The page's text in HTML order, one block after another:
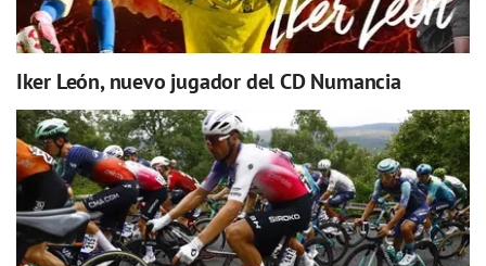
Iker León, nuevo jugador del CD Numancia